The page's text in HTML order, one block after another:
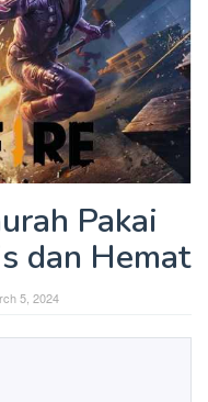
Pakai
dan Hemat
5, 2024